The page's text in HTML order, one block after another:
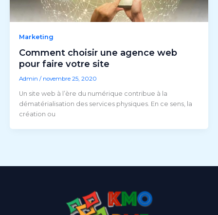
Marketing
Comment choisir une agence web
pour faire votre site
Admin / novembre 25, 2020
Un site web à l’ère du numérique contribue à la
dématérialisation des services physiques. En ce sens, la
création ou